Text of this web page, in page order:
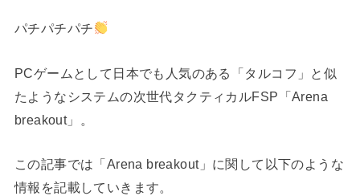
パチパチパチ
PCゲームとして日本でも人気のある「タルコフ」と似
たようなシステムの次世代タクティカルFSP「Arena
breakout」。
この記事では「Arena breakout」に関して以下のような
情報を記載していきます。